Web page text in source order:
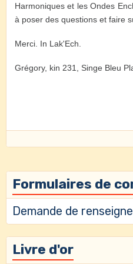
Harmoniques et les Ondes
à poser des questions et faire
Merci. In Lak'Ech.
Grégory, kin 231, Singe Bleu
Formulaires de
Demande de
Livre d'or